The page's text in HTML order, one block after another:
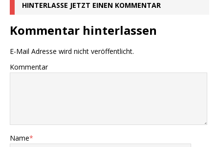
HINTERLASSE JETZT EINEN KOMMENTAR
Kommentar hinterlassen
E-Mail Adresse wird nicht veröffentlicht.
Kommentar
Name*